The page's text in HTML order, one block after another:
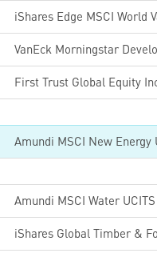
First Trust Global Equity
Amundi MSCI New Energy
Amundi MSCI Water
iShares Global Timber &